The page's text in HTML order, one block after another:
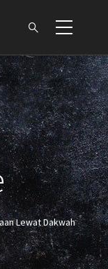
Lewat Dakwah